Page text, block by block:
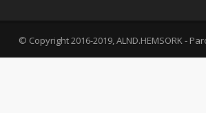
© Copyright 2016-2019, ALND.HEMSORK -